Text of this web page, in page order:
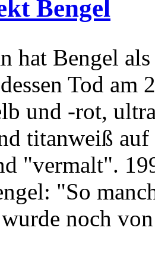
Bengel
hat Bengel
Tod am
und -rot,
titanweiß
"vermalt".
"So
noch